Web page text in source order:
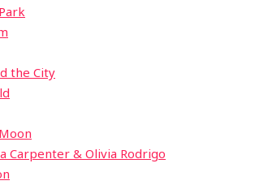
the City
Carpenter & Olivia Rodrigo